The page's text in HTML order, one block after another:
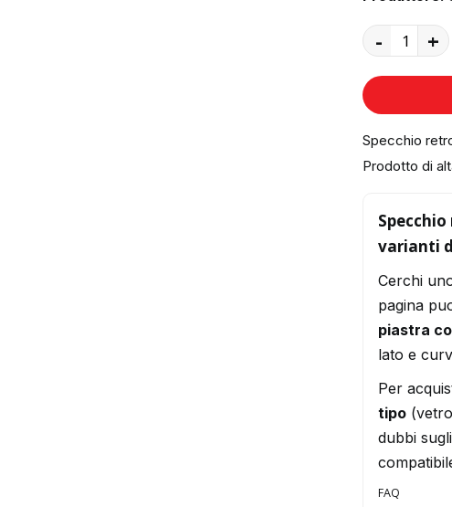
- +
Specchio
Prodotto di
varianti
Cerchi
pagina
piastra
lato e
Per
tipo
dubbi
FAQ